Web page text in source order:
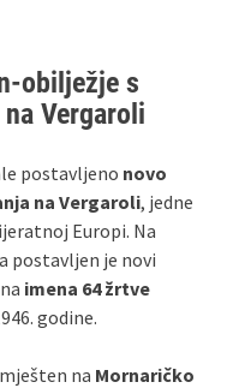
s
Vergaroli
postavljeno novo
na Vergaroli, jedne
Europi. Na
postavljen je novi
imena 64 žrtve
godine.
na Mornaričko